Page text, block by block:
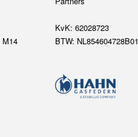
M14
KvK: 62028723
BTW: NL854604728B01